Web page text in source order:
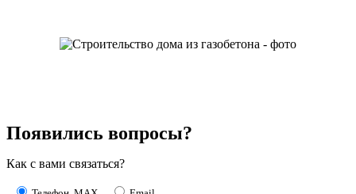
Появились вопросы?
Как с вами связаться?